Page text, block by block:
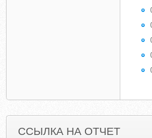
ССЫЛКА НА ОТЧЕТ